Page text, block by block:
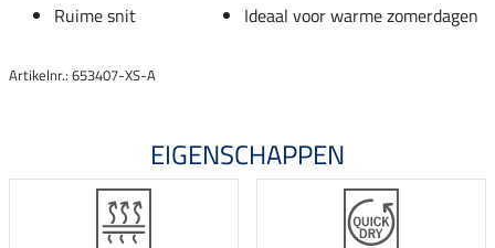
Ruime snit
Ideaal voor warme zomerdagen
Artikelnr.: 653407-XS-A
EIGENSCHAPPEN